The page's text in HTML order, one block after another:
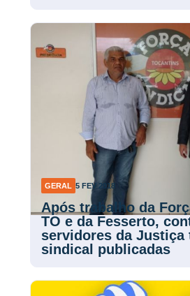
GERAL 5 FEV 2018
Após trabalho da
TO e da Fesserto,
servidores da Justiça
sindical publicadas